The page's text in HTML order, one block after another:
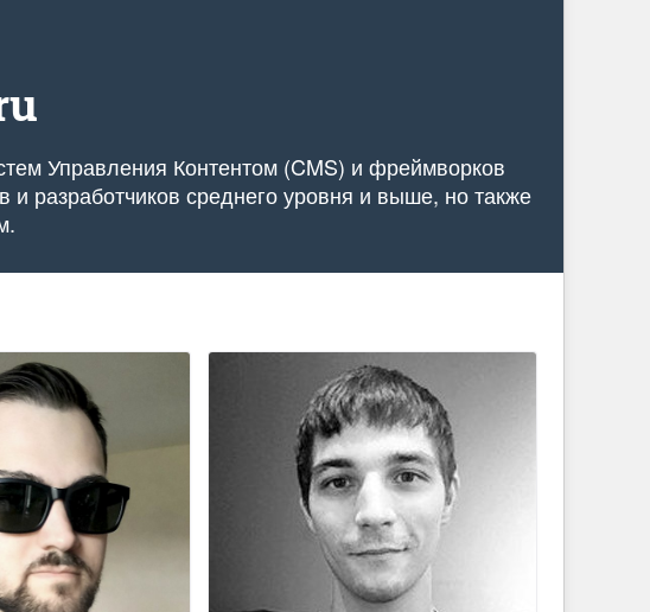
Управления Контентом (CMS) и фреймворков
разработчиков среднего уровня и выше, но также